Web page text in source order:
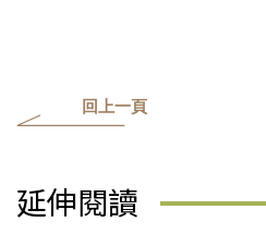
回上一頁
延伸閱讀